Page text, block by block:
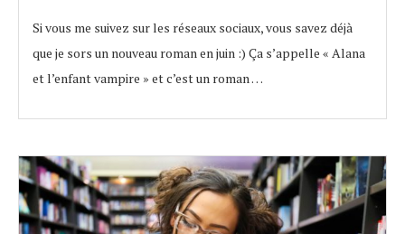
Si vous me suivez sur les réseaux sociaux, vous savez déjà
que je sors un nouveau roman en juin :) Ça s’appelle « Alana
et l’enfant vampire » et c’est un roman …